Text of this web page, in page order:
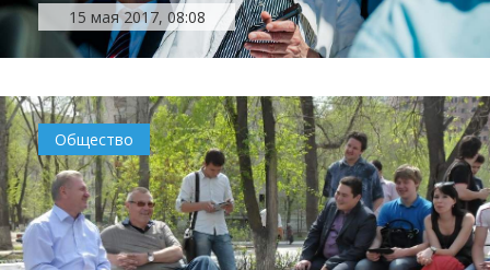
15 мая 2017, 08:08
Общество